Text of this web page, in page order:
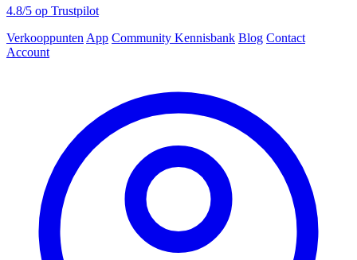
4.8/5 op Trustpilot
Verkooppunten App Community Kennisbank Blog Contact
Account